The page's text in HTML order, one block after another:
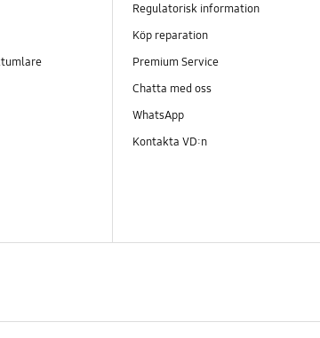
Regulatorisk information
Köp reparation
Premium Service
Chatta med oss
WhatsApp
Kontakta VD:n